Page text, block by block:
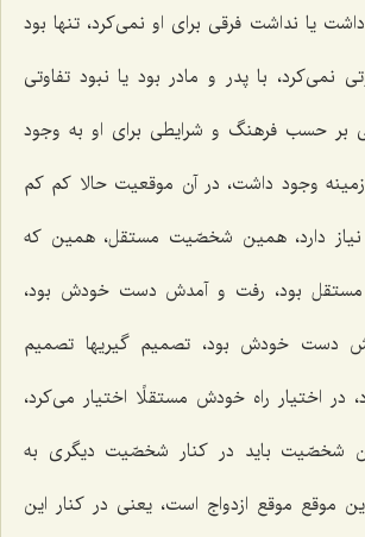
یا نداشت فرقی برای او نمی‌كرد، تنها بود
نمی‌كرد، با پدر و مادر بود یا نبود تفاوتی
بر حسب فرهنگ و شرایطی برای او به وجود
وجود داشت، در آن موقعیت حالا كم كم
نیاز دارد، همین شخصّیت مستقل، همین كه
بود، رفت و آمدش دست خودش بود،
دست خودش بود، تصمیم گیریها تصمیم
اختیار راه خودش مستقلًا اختیار می‌كرد،
شخصّیت باید در كنار شخصّیت دیگری به
موقع موقع ازدواج است، یعنی در كنار این